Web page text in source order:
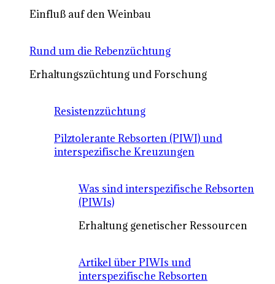
Einfluß auf den Weinbau
Rund um die Rebenzüchtung
Erhaltungszüchtung und Forschung
Resistenzzüchtung
Pilztolerante Rebsorten (PIWI) und
interspezifische Kreuzungen
Was sind interspezifische Rebsorten
(PIWIs)
Erhaltung genetischer Ressourcen
Artikel über PIWIs und
interspezifische Rebsorten